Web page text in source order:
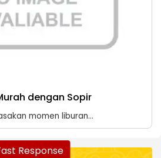
dengan Sopir
momen liburan...
Response